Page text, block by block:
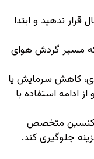
ندهید و ابتدا
که مسیر گردش هوای
کاهش سرمایش یا
ادامه استفاده با
متخصص
جلوگیری کند.